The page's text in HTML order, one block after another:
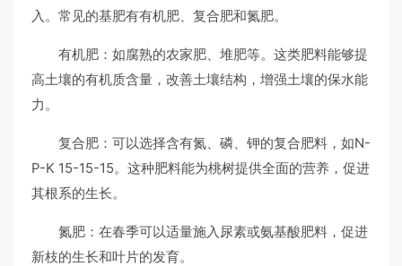
入。常见的基肥有有机肥、复合肥和氮肥。
有机肥：如腐熟的农家肥、堆肥等。这类肥料能够提
高土壤的有机质含量，改善土壤结构，增强土壤的保水能
力。
复合肥：可以选择含有氮、磷、钾的复合肥料，如N-
P-K 15-15-15。这种肥料能为桃树提供全面的营养，促进
其根系的生长。
氮肥：在春季可以适量施入尿素或氨基酸肥料，促进
新枝的生长和叶片的发育。